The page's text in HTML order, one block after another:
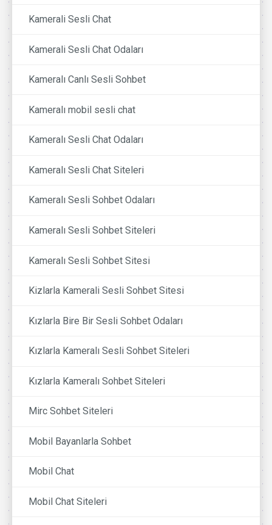
Kamerali Sesli Chat
Kamerali Sesli Chat Odaları
Kameralı Canlı Sesli Sohbet
Kameralı mobil sesli chat
Kameralı Sesli Chat Odaları
Kameralı Sesli Chat Siteleri
Kameralı Sesli Sohbet Odaları
Kameralı Sesli Sohbet Siteleri
Kameralı Sesli Sohbet Sitesi
Kizlarla Kamerali Sesli Sohbet Sitesi
Kızlarla Bire Bir Sesli Sohbet Odaları
Kızlarla Kameralı Sesli Sohbet Siteleri
Kızlarla Kameralı Sohbet Siteleri
Mirc Sohbet Siteleri
Mobil Bayanlarla Sohbet
Mobil Chat
Mobil Chat Siteleri